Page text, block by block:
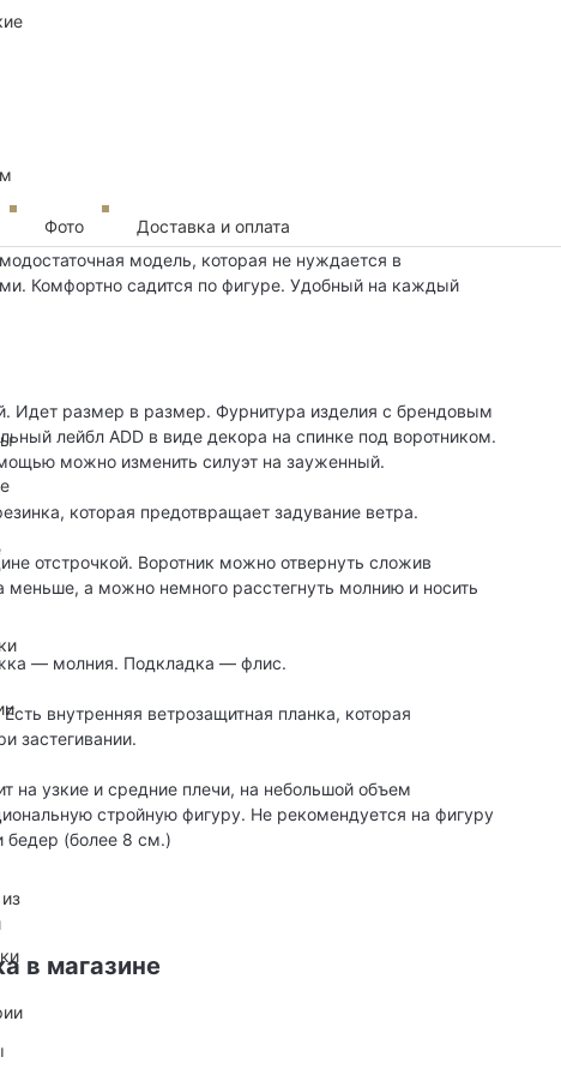
Фото
Доставка и оплата
модель, которая не нуждается в
Комфортно садится по фигуре. Удобный на каждый
Идет размер в размер. Фурнитура изделия с брендовым
лейбл ADD в виде декора на спинке под воротником.
можно изменить силуэт на зауженный.
которая предотвращает задувание ветра.
отстрочкой. Воротник можно отвернуть сложив
меньше, а можно немного расстегнуть молнию и носить
— молния. Подкладка — флис.
внутренняя ветрозащитная планка, которая
застегивании.
на узкие и средние плечи, на небольшой объем
стройную фигуру. Не рекомендуется на фигуру
бедер (более 8 см.)
в магазине